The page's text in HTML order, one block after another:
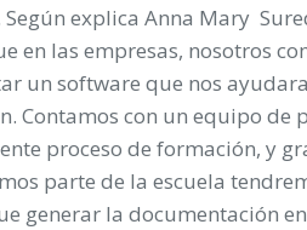
explica Anna Mary
en las empresas, nosotros
un software que nos
Contamos con un equipo
proceso de formación, y
parte de la escuela
generar la documentación